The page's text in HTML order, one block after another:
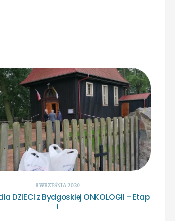
8 WRZEŚNIA 2020
DZIECI z Bydgoskiej ONKOLOGII – Etap
I